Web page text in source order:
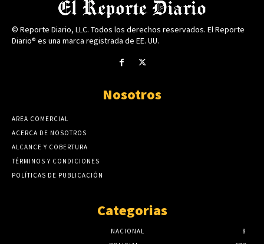
© Reporte Diario, LLC. Todos los derechos reservados. El Reporte
Diario® es una marca registrada de EE. UU.
Nosotros
AREA COMERCIAL
ACERCA DE NOSOTROS
ALCANCE Y COBERTURA
TÉRMINOS Y CONDICIONES
POLÍTICAS DE PUBLICACIÓN
Categorias
NACIONAL
8